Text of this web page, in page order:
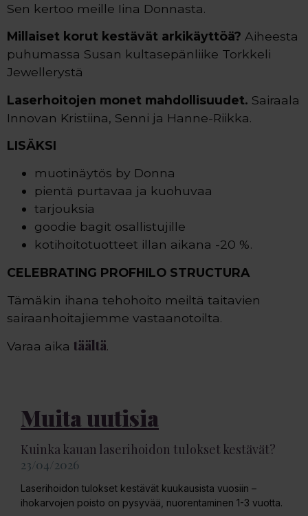
Sen kertoo meille Iina Donnasta.
Millaiset korut kestävät arkikäyttöä? Aiheesta
puhumassa Susan kultasepänliike Torkkeli
Jewellerystä
Laserhoitojen monet mahdollisuudet. Sairaala
Innovan Kristiina, Senni ja Hanne-Riikka.
LISÄKSI
muotinäytös by Donna
pientä purtavaa ja kuohuvaa
tarjouksia
goodie bagit osallistujille
kotihoitotuotteet illan aikana -20 %.
CELEBRATING PROFHILO STRUCTURA
Tämäkin ihana tehohoito meiltä taitavien
sairaanhoitajiemme vastaanotoilta.
Varaa aika täältä.
Muita uutisia
Kuinka kauan laserihoidon tulokset kestävät?
23/04/2026
Laserihoidon tulokset kestävät kuukausista vuosiin –
ihokarvojen poisto on pysyvää, nuorentaminen 1-3 vuotta.